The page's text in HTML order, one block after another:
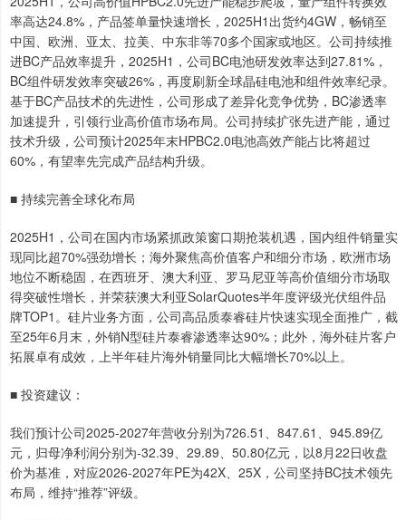
率高达24.8%，产品签单量快速增长，2025H1出货约4GW，畅销至
中国、欧洲、亚太、拉美、中东非等70多个国家或地区。公司持续推
进BC产品效率提升，2025H1，公司BC电池研发效率达到27.81%，
BC组件研发效率突破26%，再度刷新全球晶硅电池和组件效率纪录。
基于BC产品技术的先进性，公司形成了差异化竞争优势，BC渗透率
加速提升，引领行业高价值市场布局。公司持续扩张先进产能，通过
技术升级，公司预计2025年末HPBC2.0电池高效产能占比将超过
60%，有望率先完成产品结构升级。
■ 持续完善全球化布局
2025H1，公司在国内市场紧抓政策窗口期抢装机遇，国内组件销量实
现同比超70%强劲增长；海外聚焦高价值客户和细分市场，欧洲市场
地位不断稳固，在西班牙、澳大利亚、罗马尼亚等高价值细分市场取
得突破性增长，并荣获澳大利亚SolarQuotes半年度评级光伏组件品
牌TOP1。硅片业务方面，公司高品质泰睿硅片快速实现全面推广，截
至25年6月末，外销N型硅片泰睿渗透率达90%；此外，海外硅片客户
拓展卓有成效，上半年硅片海外销量同比大幅增长70%以上。
■ 投资建议：
我们预计公司2025-2027年营收分别为726.51、847.61、945.89亿
元，归母净利润分别为-32.39、29.89、50.80亿元，以8月22日收盘
价为基准，对应2026-2027年PE为42X、25X，公司坚持BC技术领先
布局，维持“推荐”评级。